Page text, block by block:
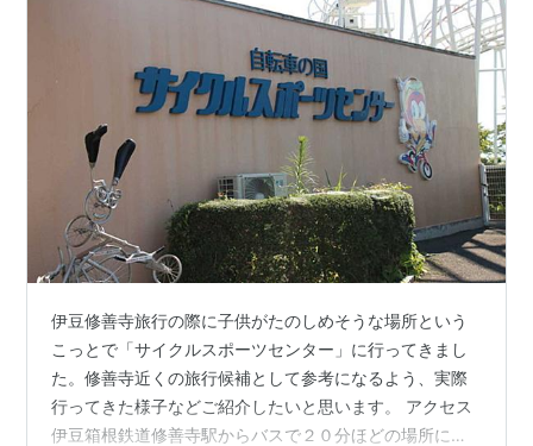
伊豆修善寺旅行の際に子供がたのしめそうな場所という
こっとで「サイクルスポーツセンター」に行ってきまし
た。修善寺近くの旅行候補として参考になるよう、実際
行ってきた様子などご紹介したいと思います。 アクセス
伊豆箱根鉄道修善寺駅からバスで２０分ほどの場所にな